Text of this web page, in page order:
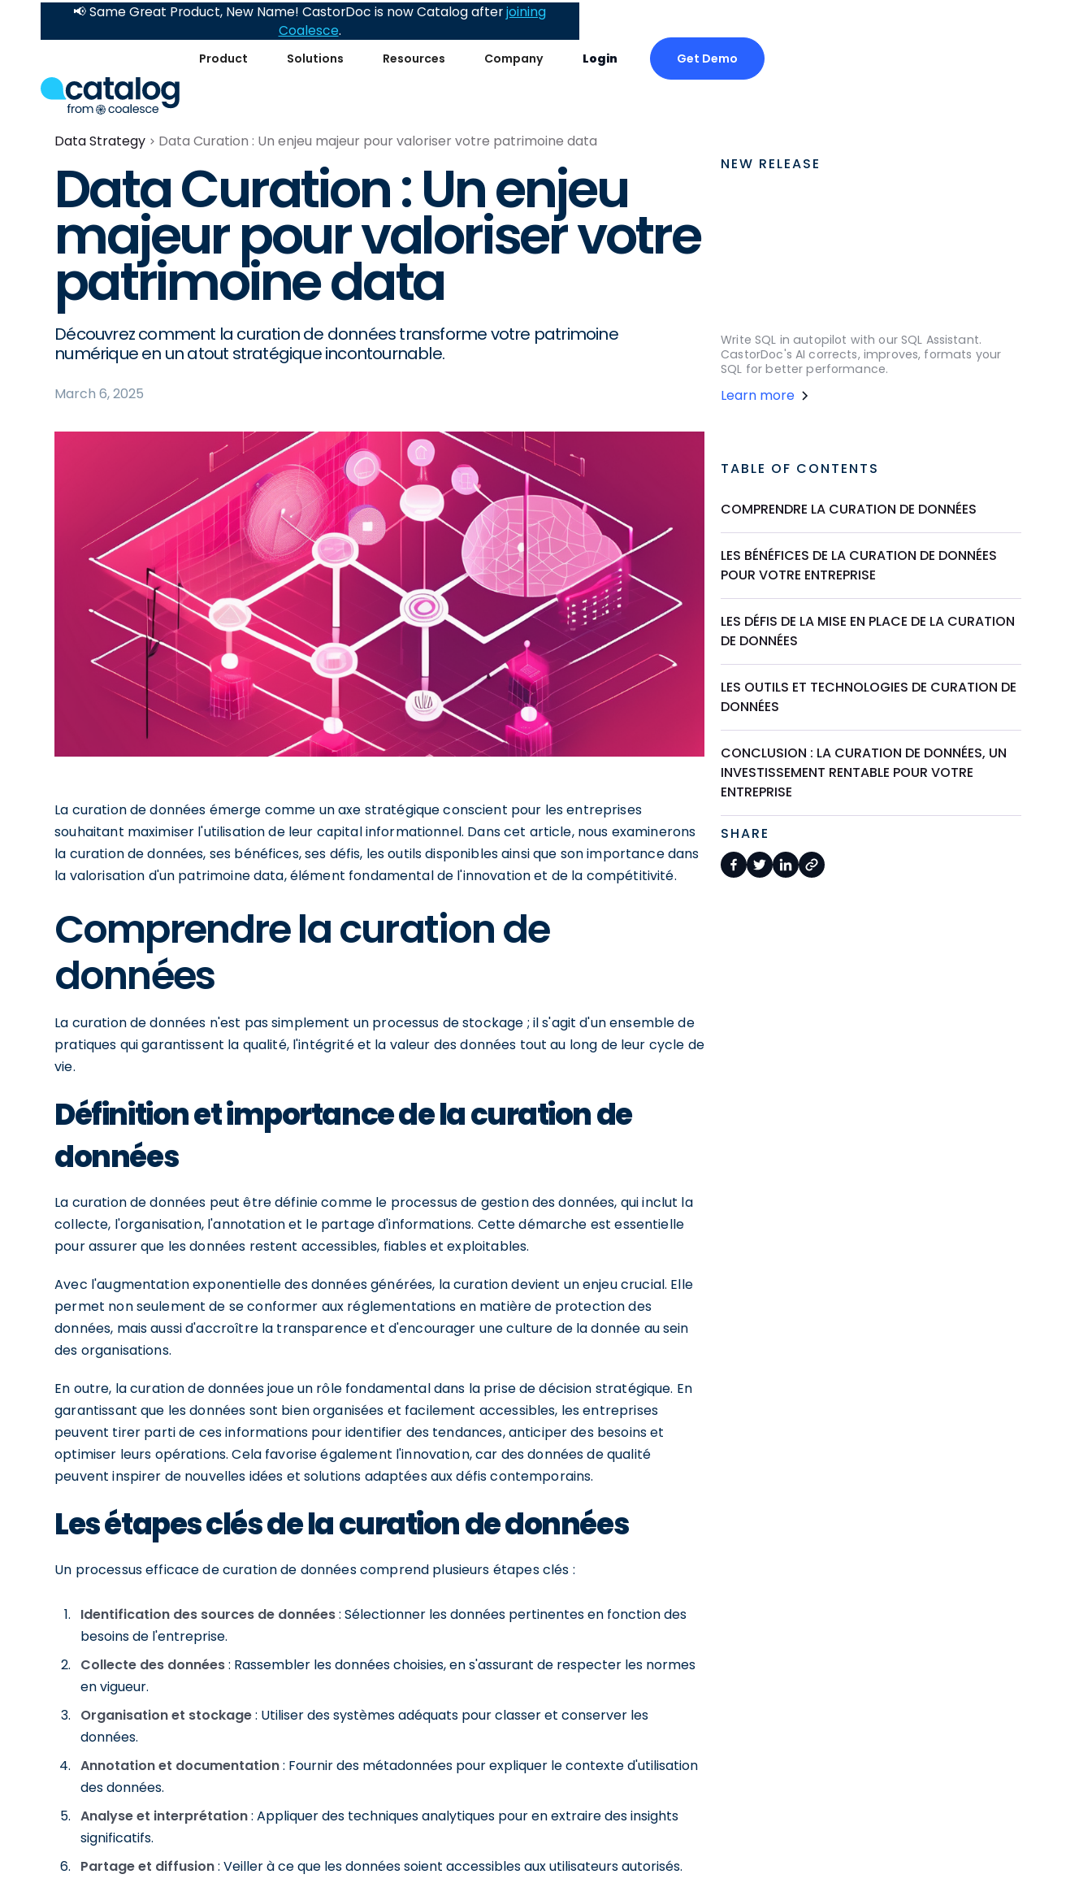
Product Solutions Resources Company Login Get Demo
📢 Same Great Product, New Name! CastorDoc is now Catalog afterjoining
Coalesce.
Data Strategy Data Curation : Un enjeu majeur pour valoriser votre patrimoine data
Data Curation : Un enjeu
majeur pour valoriser votre
patrimoine data
Découvrez comment la curation de données transforme votre patrimoine
numérique en un atout stratégique incontournable.
March 6, 2025
La curation de données émerge comme un axe stratégique conscient pour les entreprises
souhaitant maximiser l'utilisation de leur capital informationnel. Dans cet article, nous examinerons
la curation de données, ses bénéfices, ses défis, les outils disponibles ainsi que son importance dans
la valorisation d'un patrimoine data, élément fondamental de l'innovation et de la compétitivité.
Comprendre la curation de
données
La curation de données n'est pas simplement un processus de stockage ; il s'agit d'un ensemble de
pratiques qui garantissent la qualité, l'intégrité et la valeur des données tout au long de leur cycle de
vie.
Définition et importance de la curation de
données
La curation de données peut être définie comme le processus de gestion des données, qui inclut la
collecte, l'organisation, l'annotation et le partage d'informations. Cette démarche est essentielle
pour assurer que les données restent accessibles, fiables et exploitables.
Avec l'augmentation exponentielle des données générées, la curation devient un enjeu crucial. Elle
permet non seulement de se conformer aux réglementations en matière de protection des
données, mais aussi d'accroître la transparence et d'encourager une culture de la donnée au sein
des organisations.
En outre, la curation de données joue un rôle fondamental dans la prise de décision stratégique. En
garantissant que les données sont bien organisées et facilement accessibles, les entreprises
peuvent tirer parti de ces informations pour identifier des tendances, anticiper des besoins et
optimiser leurs opérations. Cela favorise également l'innovation, car des données de qualité
peuvent inspirer de nouvelles idées et solutions adaptées aux défis contemporains.
Les étapes clés de la curation de données
Un processus efficace de curation de données comprend plusieurs étapes clés :
Identification des sources de données: Sélectionner les données pertinentes en fonction des
besoins de l'entreprise.
Collecte des données: Rassembler les données choisies, en s'assurant de respecter les normes
en vigueur.
Organisation et stockage: Utiliser des systèmes adéquats pour classer et conserver les
données.
Annotation et documentation: Fournir des métadonnées pour expliquer le contexte d'utilisation
des données.
Analyse et interprétation: Appliquer des techniques analytiques pour en extraire des insights
significatifs.
Partage et diffusion: Veiller à ce que les données soient accessibles aux utilisateurs autorisés.
NEW RELEASE
Write SQL in autopilot with our SQL Assistant.
CastorDoc's AI corrects, improves, formats your
SQL for better performance.
Learn more
TABLE OF CONTENTS
COMPRENDRE LA CURATION DE DONNÉES
LES BÉNÉFICES DE LA CURATION DE DONNÉES
POUR VOTRE ENTREPRISE
LES DÉFIS DE LA MISE EN PLACE DE LA CURATION
DE DONNÉES
LES OUTILS ET TECHNOLOGIES DE CURATION DE
DONNÉES
CONCLUSION : LA CURATION DE DONNÉES, UN
INVESTISSEMENT RENTABLE POUR VOTRE
ENTREPRISE
SHARE